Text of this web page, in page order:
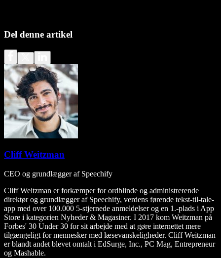
Del denne artikel
Cliff Weitzman
CEO og grundlægger af Speechify
Cliff Weitzman er forkæmper for ordblinde og administrerende
direktør og grundlægger af Speechify, verdens førende tekst-til-tale-
app med over 100.000 5-stjernede anmeldelser og en 1.-plads i App
Store i kategorien Nyheder & Magasiner. I 2017 kom Weitzman på
Forbes' 30 Under 30 for sit arbejde med at gøre internettet mere
tilgængeligt for mennesker med læsevanskeligheder. Cliff Weitzman
er blandt andet blevet omtalt i EdSurge, Inc., PC Mag, Entrepreneur
og Mashable.